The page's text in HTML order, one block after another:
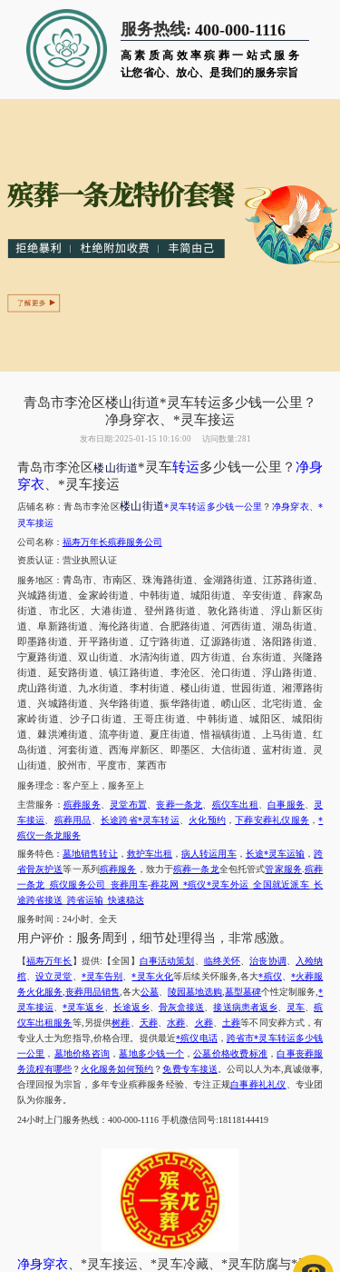
服务热线: 400-000-1116
高素质高效率殡葬一站式服务
让您省心、放心、是我们的服务宗旨
青岛市李沧区楼山街道*灵车转运多少钱一公里？
净身穿衣、*灵车接运
发布日期:2025-01-15 10:16:00 访问数量:281
青岛市李沧区楼山街道*灵车转运多少钱一公里 ？净身
穿衣 、*灵车接运
店铺名称：青岛市李沧区楼山街道*灵车转运多少钱一公里 ？ 净身穿衣、*
灵车接运
公司名称： 福寿万年长殡葬服务公司
资质认证：营业执照认证
服务地区：青岛市 、市南区 、珠海路街道 金湖路街道 、江苏路街道
兴城路街道 、金家岭街道 中韩街道 、城阳街道 辛安街道
薛家岛
街道
、市北区 、大港街道、登州路街道、敦化路街道、浮山新区街
道、阜新路街道、海伦路街道、合肥路街道、河西街道、湖岛街道、
即墨路街道、开平路街道、辽宁路街道、辽源路街道、洛阳路街道、
宁夏路街道、双山街道、水清沟街道、四方街道、台东街道、兴隆路
街道、延安路街道、镇江路街道、李沧区
沧口街道、浮山路街道、
虎山路街道、九水街道、李村街道、楼山街道、世园街道、湘潭路街
道、兴城路街道、兴华路街道、振华路街道、崂山区
北宅街道、金
家岭街道、沙子口街道、王哥庄街道、中韩街道、城阳区
城阳街
道、棘洪滩街道、流亭街道、夏庄街道、惜福镇街道、上马街道、红
岛街道、河套街道、西海岸新区、即墨区
大信街道、蓝村街道、灵
山街道
胶州市、平度市、莱西市
服务理念：客户至上，服务至上
主营服务 ： 殡葬服务、 灵堂布置 、丧葬一条龙 殡仪车出租 、白事服务
灵
车接运
殡葬用品 长途跨省*灵车转运、 火化预约 ，下葬安葬礼仪服务 ，*
殡仪一条龙服务
服务特色 ：墓地销售转让， 救护车出租 ，病人转运用车， 长途*灵车运输 ，跨
省骨灰护送等一系列殡葬服务 ，致力于殡葬一条龙全包托管式管家服务 殡葬
一条龙 殡仪服务公司 丧葬用车-葬花网 *殡仪*灵车外运 _全国就近派车 _长
途跨省接送 跨省运输_ 快速稳达
服务时间 ： 24小时、全天
用户评价： 服务周到，细节处理得当，非常感激。
【福寿万年长 】提供:【全国】 白事活动策划 临终关怀 、治丧协调
入殓纳
棺、设立灵堂 *灵车告别 、*灵车火化等后续关怀服务 ,各大*殡仪
*火葬服
务火化服务, 丧葬用品销售 ,各大公墓 、陵园墓地选购 ,墓型墓碑个性定制服务 ,*
灵车接运 、*灵车返乡 长途返乡、 骨灰盒接送 、接送病患者返乡 灵车 、殡
仪车出租服务等,另提供树葬 天葬、水葬 火葬、 土葬等不同安葬方式，有
专业人士为您指导,价格合理。提供最近*殡仪电话， 跨省市*灵车转运多少钱
一公里
墓地价格咨询 ，墓地多少钱一个，公墓价格收费标准 ，白事丧葬服
务流程有哪些 ？ 火化服务如何预约 ？免费专车接送 。公司以人为本 ,真诚做事,
合理回报为宗旨，多年专业殡葬服务经验、专注正规白事葬礼礼仪
、专业团
队为你服务。
24小时上门服务热线：400-000-1116 手机微信同号:18118144419
净身穿衣、*灵车接运、*灵车冷藏、*灵车防腐与*灵车